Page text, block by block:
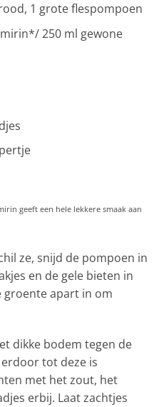
1 grote flespompoen
250 ml gewone
geeft een hele lekkere smaak aan
ze, snijd de pompoen in
en de gele bieten in
groente apart in om
dikke bodem tegen de
tot deze is
met het zout, het
erbij. Laat zachtjes